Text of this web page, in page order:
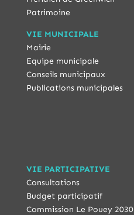
Patrimoine
VIE MUNICIPALE
Mairie
Equipe municipale
Conseils municipaux
Publications municipales
VIE PARTICIPATIVE
Consultations
Budget participatif
Commission Le Pouey 2030